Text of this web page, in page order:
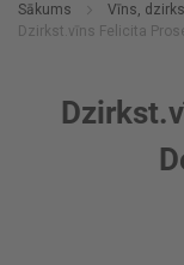
Sākums
Vīns,
Dzirkst.vīns Felicita